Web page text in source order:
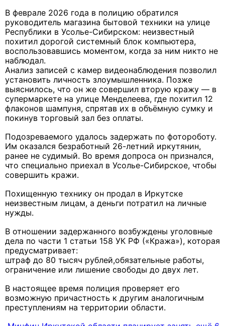
В феврале 2026 года в полицию обратился
руководитель магазина бытовой техники на улице
Республики в Усолье-Сибирском: неизвестный
похитил дорогой системный блок компьютера,
воспользовавшись моментом, когда за ним никто не
наблюдал.
Анализ записей с камер видеонаблюдения позволил
установить личность злоумышленника. Позже
выяснилось, что он же совершил вторую кражу — в
супермаркете на улице Менделеева, где похитил 12
флаконов шампуня, спрятав их в объёмную сумку и
покинув торговый зал без оплаты.
Подозреваемого удалось задержать по фотороботу.
Им оказался безработный 26-летний иркутянин,
ранее не судимый. Во время допроса он признался,
что специально приехал в Усолье-Сибирское, чтобы
совершить кражи.
Похищенную технику он продал в Иркутске
неизвестным лицам, а деньги потратил на личные
нужды.
В отношении задержанного возбуждены уголовные
дела по части 1 статьи 158 УК РФ («Кража»), которая
предусматривает:
штраф до 80 тысяч рублей,обязательные работы,
ограничение или лишение свободы до двух лет.
В настоящее время полиция проверяет его
возможную причастность к другим аналогичным
преступлениям на территории области.